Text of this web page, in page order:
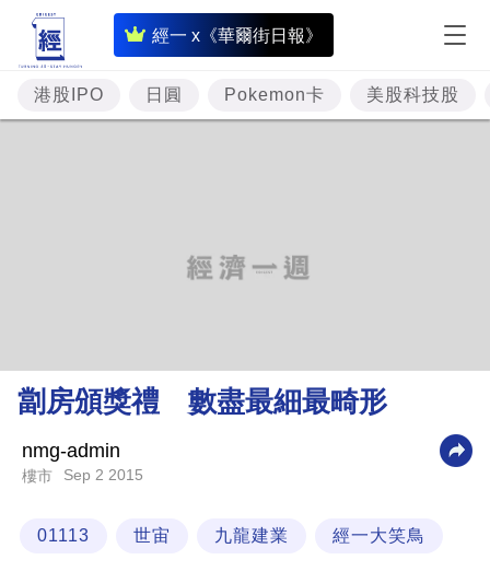
經一 x《華爾街日報》
即
時
財
經
理
財
業
港股IPO 日圓 Pokemon卡 美股科技股
劏房頒獎禮 數盡最細最畸形
nmg-admin
樓市 Sep 2 2015
01113 世宙 九龍建業 經一大笑鳥